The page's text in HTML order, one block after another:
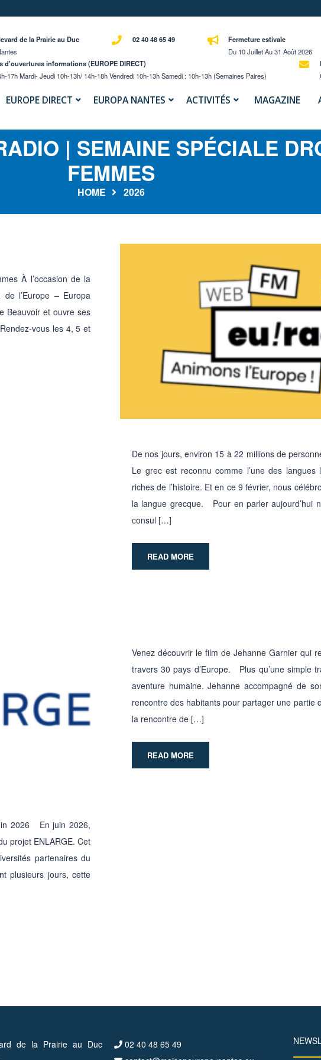
de la Prairie au Duc
02 40 48 65 49
Fermeture estivale
Du 10 Juillet Au 31 Août 2026
d'ouvertures informations (EUROPE DIRECT)
17h Mardi- Jeudi 10h-13h/ 14h-18h Vendredi 10h-13h Samedi : 10h-13h (semaines Paires)
EUROPE DIRECT EUROPA NANTES ACTIVITÉS MAGAZINE
| SEMAINE SPÉCIALE
FEMMES
HOME 2026
À l’occasion de la
l’Europe – Europa
Beauvoir et ouvre ses
vous les 4, 5 et
De nos jours, environ 15 à 22 millions de
Le grec est reconnu comme l’une des
riches de l’histoire. Et en ce 9 février, nous
la langue grecque. Pour en parler aujourd’hui
consul […]
READ MORE
2026 En juin 2026,
projet ENLARGE. Cet
partenaires du
plusieurs jours, cette
Venez découvrir le film de Jehanne Garnier qui
travers 30 pays d’Europe. Plus qu’une simple
aventure humaine. Jehanne accompagné de
rencontre des habitants pour partager une partie
la rencontre de […]
READ MORE
de la Prairie au Duc
02 40 48 65 49